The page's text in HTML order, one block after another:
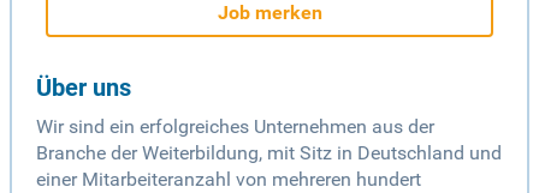
Job merken
Über uns
Wir sind ein erfolgreiches Unternehmen aus der
Branche der Weiterbildung, mit Sitz in Deutschland und
einer Mitarbeiteranzahl von mehreren hundert